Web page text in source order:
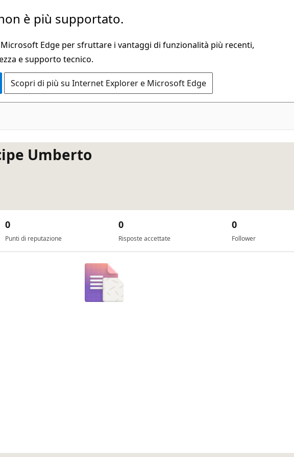
è più supportato.
Edge per sfruttare i vantaggi di funzionalità più recenti,
e supporto tecnico.
Scopri di più su Internet Explorer e Microsoft Edge
Umberto
Punti di reputazione
0
Risposte accettate
0
Follower
0